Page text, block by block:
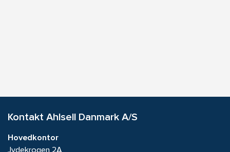
Kontakt Ahlsell Danmark A/S
Hovedkontor